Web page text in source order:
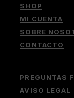
SHOP
MI CUENTA
SOBRE
CONTACTO
PREGUNTAS
AVISO LEGAL